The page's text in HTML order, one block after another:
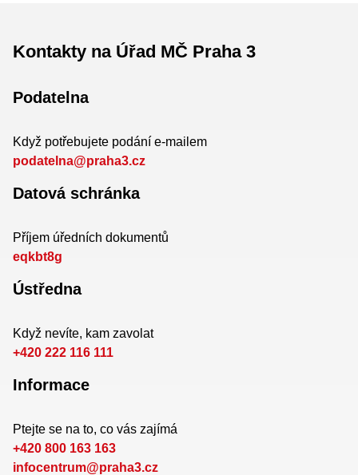
Kontakty na Úřad MČ Praha 3
Podatelna
Když potřebujete podání e-mailem
podatelna@praha3.cz
Datová schránka
Příjem úředních dokumentů
eqkbt8g
Ústředna
Když nevíte, kam zavolat
+420 222 116 111
Informace
Ptejte se na to, co vás zajímá
+420 800 163 163
infocentrum@praha3.cz